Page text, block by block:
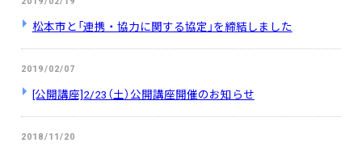
松本市と「連携・協力に関する協定」を締結しました
2019/02/07
[公開講座]2/23（土）公開講座開催のお知らせ
2018/11/20